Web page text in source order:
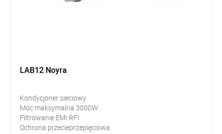
LAB12 Noyra
Kondycjoner sieciowy
Moc maksymalna 3000W
Filtrowanie EMI RFI
Ochrona przecieprzepięciowa